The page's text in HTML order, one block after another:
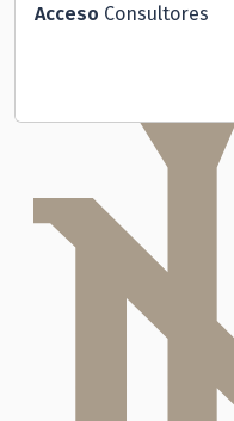
Acceso Consultores